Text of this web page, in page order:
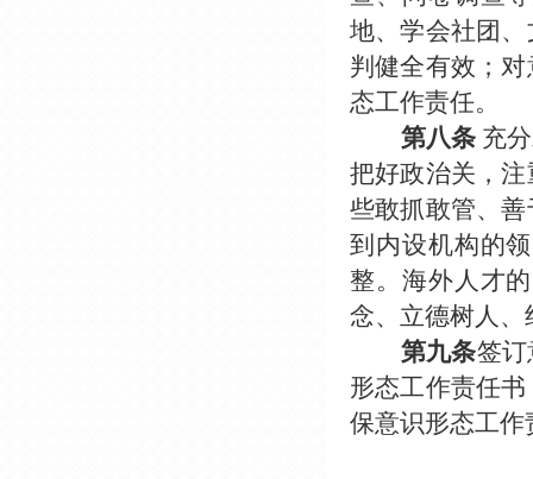
地、学会社团
判健全有效；
态工作责任。
第八条 充
把好政治关，
些敢抓敢管、
到内设机构的
整。海外人才
念、立德树人
第九条签
形态工作责任
保意识形态工